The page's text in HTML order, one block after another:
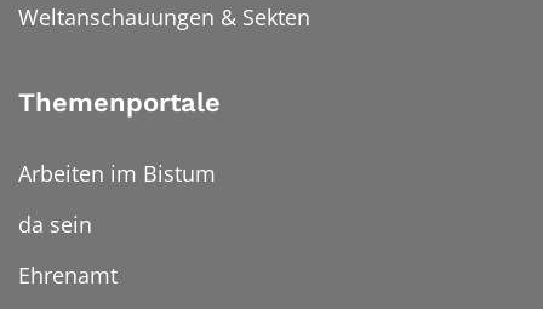
Weltanschauungen & Sekten
Themenportale
Arbeiten im Bistum
da sein
Ehrenamt